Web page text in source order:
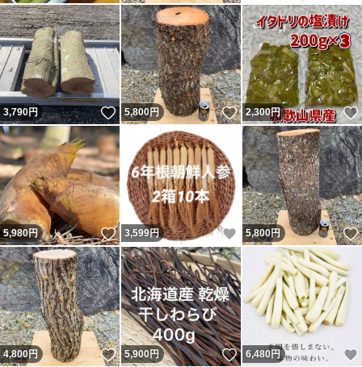
3,790円 いいね！
5,800円 いいね！
2,300円
5,980円 いいね！
3,599円 いいね！
5,800円
4,800円 いいね！
5,900円 いいね！
6,480 円